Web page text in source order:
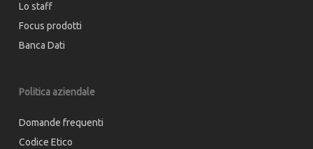
Lo staff
Focus prodotti
Banca Dati
Politica aziendale
Domande frequenti
Codice Etico